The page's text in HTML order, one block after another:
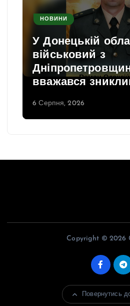
НОВИНИ
У Донецькій
військовий з
вважався
6 Серпня, 2026
Copyright © 2026
Повернутись